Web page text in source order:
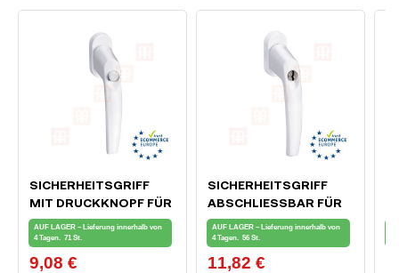
SICHERHEITSGRIFF
MIT DRUCKKNOPF FÜR
FENSTER UND
BALKONTÜR, WEISS
AUF LAGER – Lieferung innerhalb von
4 Tagen. 71 St.
Preis
9,08 €
SICHERHEITSGRIFF
ABSCHLIESSBAR FÜR F
ENSTER UND B
ALKONTÜREN, WEISS
AUF LAGER – Lieferung innerhalb von
4 Tagen. 56 St.
Preis
11,82 €